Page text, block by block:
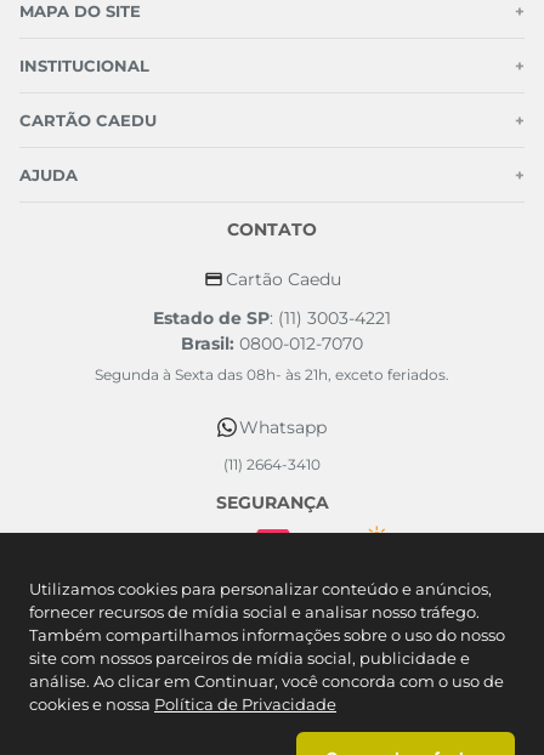
Utilizamos cookies para personalizar conteúdo e anúncios,
fornecer recursos de mídia social e analisar nosso tráfego.
Também compartilhamos informações sobre o uso do nosso
site com nossos parceiros de mídia social, publicidade e
análise. Ao clicar em Continuar, você concorda com o uso de
cookies e nossa Política de Privacidade
MAPA DO SITE +
INSTITUCIONAL +
CARTÃO CAEDU +
AJUDA +
CONTATO
Cartão Caedu
Estado de SP: (11) 3003-4221
Brasil: 0800-012-7070
Segunda à Sexta das 08h- às 21h, exceto feriados.
Whatsapp
(11) 2664-3410
SEGURANÇA
FORMAS DE PAGAMENTO